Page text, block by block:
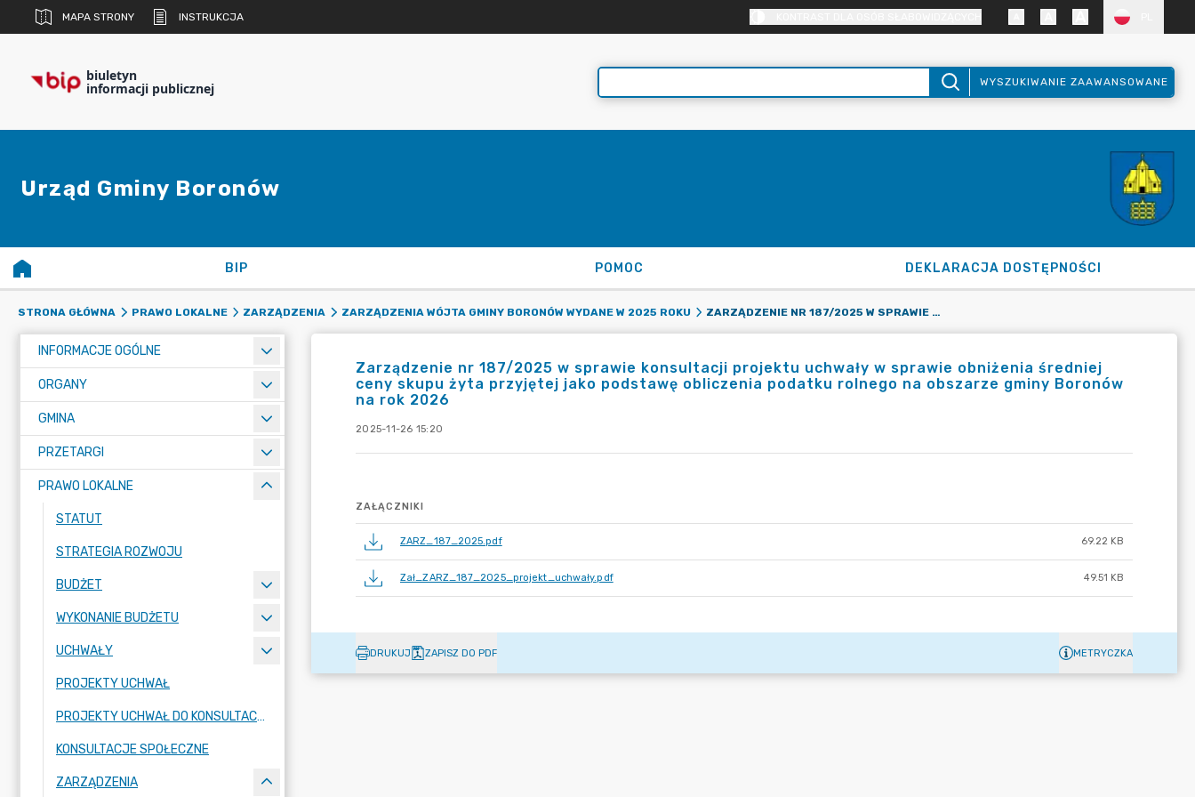
MAPA STRONY INSTRUKCJA
biuletyn
informacji publicznej WYSZUKIWANIE ZAAWANSOWANE
Urząd Gminy Boronów
BIP POMOC DEKLARACJA DOSTĘPNOŚCI
STRONA GŁÓWNA PRAWO LOKALNE ZARZĄDZENIA ZARZĄDZENIA WÓJTA GMINY BORONÓW WYDANE W 2025 ROKU ZARZĄDZENIE NR 187/2025 W SPRAWIE KONSULTACJI PROJEKTU UCHWAŁY W SPRAWIE OBNIŻENIA ŚREDNIEJ CENY SKUPU ŻYTA PRZYJĘTEJ JAKO PODSTAWĘ OBLICZENIA PODATKU ROLNEGO NA OBSZARZE GMINY BORONÓW NA ROK 2026
INFORMACJE OGÓLNE
ORGANY
GMINA
PRZETARGI
PRAWO LOKALNE
STATUT
STRATEGIA ROZWOJU
BUDŻET
WYKONANIE BUDŻETU
UCHWAŁY
PROJEKTY UCHWAŁ
PROJEKTY UCHWAŁ DO KONSULTACJI
KONSULTACJE SPOŁECZNE
ZARZĄDZENIA
Zarządzenie nr 187/2025 w sprawie konsultacji projektu uchwały w sprawie obniżenia średniej
ceny skupu żyta przyjętej jako podstawę obliczenia podatku rolnego na obszarze gminy Boronów
na rok 2026
2025-11-26 15:20
ZAŁĄCZNIKI
ZARZ_187_2025.pdf 69.22 KB
Zał_ZARZ_187_2025_projekt_uchwały.pdf 49.51 KB
DRUKUJ ZAPISZ DO PDF METRYCZKA